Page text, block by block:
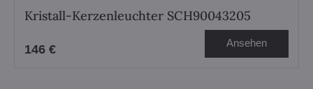
Kristall-Kerzenleuchter SCH90043205
146 € Ansehen